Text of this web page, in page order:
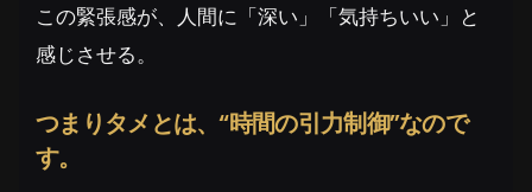
この緊張感が、人間に「深い」「気持ちいい」と
感じさせる。
つまりタメとは、“時間の引力制御”なので
す。